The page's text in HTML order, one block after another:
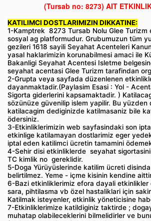
(Tursab no: 8273) AIT
KATILIMCI DOSTLARIMIZIN DIKKATINE:
1-Kamptrek 8273 Tursab Nolu Glee
sosyal ag platformudur. Grubumuzun tüm
gezileri 1618 sayili Seyahat Acenteleri
yasal haklarimizin korunabilmesi amaci ile
Bakanligi Seyahat Acentesi Isletme
seyahat acentasi Glee Turizm tarafindan
2-Grupta veya sayfada düzenlenen
dayanmaktadir.(Paylasim Esasi : Yol -
Sigorta giderlerini kapsamaktadir. )
sözünüze güvenilip islem yapilir. Bu yüzden
katilacagim dediginizde katilmasaniz bile
ödersiniz.
3-Etkinliklerimizin web sayfasindaki son
etkinlige katilamayan dostlarimiz eger
iptal eden katilimci ücretin tamamini
4-Sehir disi etkinliklerde seyahat
TC kimlik no gereklidir.
5-Doga Yürüyüslerinde katilim ücreti
belirtilmez. Yeme - içme kisinin kendine
6-Bazi etkinliklerimiz efora dayali etkinlikler
sara, pihtilasma vb özel hastaliklari için
Katilmak isteyenler, etkinlik yöneticisine
7-Etkinliklerimize katildiginiz taktirde ;
muhatap olabileceklerini bilmelidirler ve